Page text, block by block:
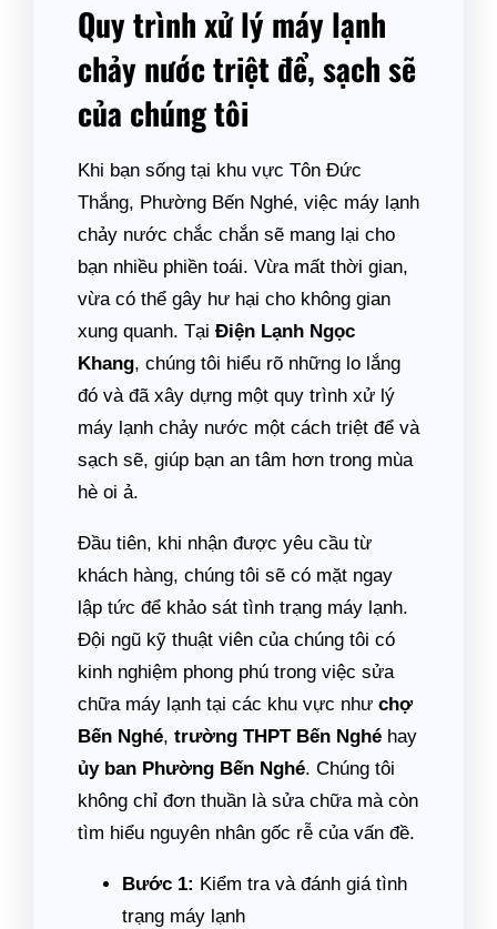
Quy trình xử lý máy lạnh
chảy nước triệt để, sạch sẽ
của chúng tôi
Khi bạn sống tại khu vực Tôn Đức
Thắng, Phường Bến Nghé, việc máy lạnh
chảy nước chắc chắn sẽ mang lại cho
bạn nhiều phiền toái. Vừa mất thời gian,
vừa có thể gây hư hại cho không gian
xung quanh. Tại Điện Lạnh Ngọc
Khang, chúng tôi hiểu rõ những lo lắng
đó và đã xây dựng một quy trình xử lý
máy lạnh chảy nước một cách triệt để và
sạch sẽ, giúp bạn an tâm hơn trong mùa
hè oi ả.
Đầu tiên, khi nhận được yêu cầu từ
khách hàng, chúng tôi sẽ có mặt ngay
lập tức để khảo sát tình trạng máy lạnh.
Đội ngũ kỹ thuật viên của chúng tôi có
kinh nghiệm phong phú trong việc sửa
chữa máy lạnh tại các khu vực như chợ
Bến Nghé, trường THPT Bến Nghé hay
ủy ban Phường Bến Nghé. Chúng tôi
không chỉ đơn thuần là sửa chữa mà còn
tìm hiểu nguyên nhân gốc rễ của vấn đề.
Bước 1: Kiểm tra và đánh giá tình
trạng máy lạnh